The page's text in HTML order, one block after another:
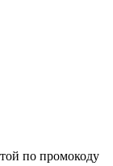
по промокоду